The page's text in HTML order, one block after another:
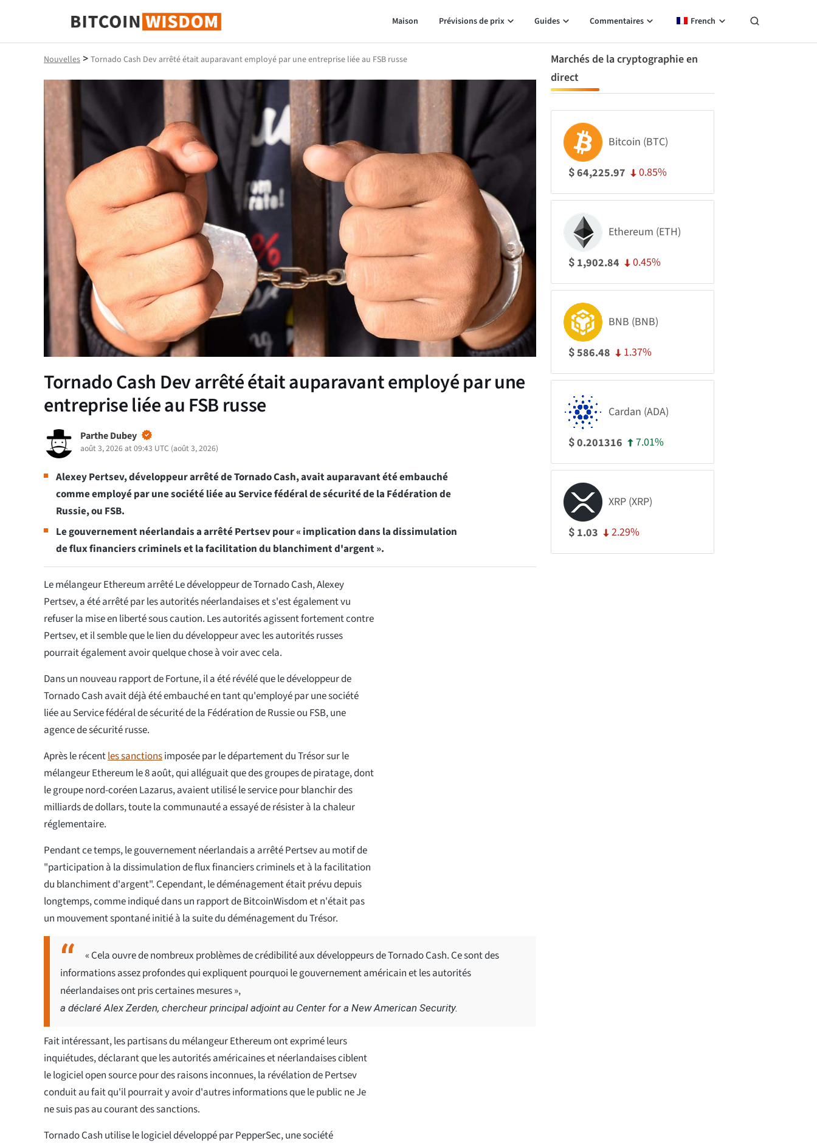
Bitcoin Sagesse
Maison Prévisions de prix Guides Commentaires French
Nouvelles > Tornado Cash Dev arrêté était auparavant employé par une entreprise liée au FSB russe
Tornado Cash Dev arrêté était auparavant employé par une
entreprise liée au FSB russe
Parthe Dubey
août 3, 2026 at 09:43 UTC (août 3, 2026)
Alexey Pertsev, développeur arrêté de Tornado Cash, avait auparavant été embauché
comme employé par une société liée au Service fédéral de sécurité de la Fédération de
Russie, ou FSB.
Le gouvernement néerlandais a arrêté Pertsev pour « implication dans la dissimulation
de flux financiers criminels et la facilitation du blanchiment d'argent ».
Le mélangeur Ethereum arrêté Le développeur de Tornado Cash, Alexey
Pertsev, a été arrêté par les autorités néerlandaises et s'est également vu
refuser la mise en liberté sous caution. Les autorités agissent fortement contre
Pertsev, et il semble que le lien du développeur avec les autorités russes
pourrait également avoir quelque chose à voir avec cela.
Dans un nouveau rapport de Fortune, il a été révélé que le développeur de
Tornado Cash avait déjà été embauché en tant qu'employé par une société
liée au Service fédéral de sécurité de la Fédération de Russie ou FSB, une
agence de sécurité russe.
Après le récentles sanctionsimposée par le département du Trésor sur le
mélangeur Ethereum le 8 août, qui alléguait que des groupes de piratage, dont
le groupe nord-coréen Lazarus, avaient utilisé le service pour blanchir des
milliards de dollars, toute la communauté a essayé de résister à la chaleur
réglementaire.
Pendant ce temps, le gouvernement néerlandais a arrêté Pertsev au motif de
"participation à la dissimulation de flux financiers criminels et à la facilitation
du blanchiment d'argent". Cependant, le déménagement était prévu depuis
longtemps, comme indiqué dans un rapport de BitcoinWisdom et n'était pas
un mouvement spontané initié à la suite du déménagement du Trésor.
« Cela ouvre de nombreux problèmes de crédibilité aux développeurs de Tornado Cash. Ce sont des
informations assez profondes qui expliquent pourquoi le gouvernement américain et les autorités
néerlandaises ont pris certaines mesures »,
a déclaré Alex Zerden, chercheur principal adjoint au Center for a New American Security.
Fait intéressant, les partisans du mélangeur Ethereum ont exprimé leurs
inquiétudes, déclarant que les autorités américaines et néerlandaises ciblent
le logiciel open source pour des raisons inconnues, la révélation de Pertsev
conduit au fait qu'il pourrait y avoir d'autres informations que le public ne Je
ne suis pas au courant des sanctions.
Tornado Cash utilise le logiciel développé par PepperSec, une société
Marchés de la cryptographie en
direct
Bitcoin (BTC)
$64,225.97 0.85%
Ethereum (ETH)
$ 1,902.84 0.45%
BNB (BNB)
$586.48 1.37%
Cardan (ADA)
$0.201316 7.01%
XRP (XRP)
$ 1.03 2.29%